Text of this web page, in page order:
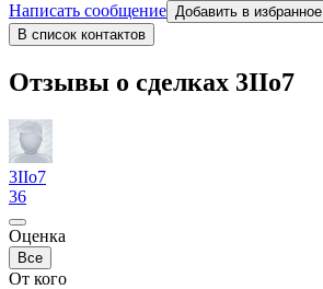
Написать сообщение Добавить в избранное
В список контактов
Отзывы о сделках 3IIo7
3IIo7
36
Оценка
Все
От кого